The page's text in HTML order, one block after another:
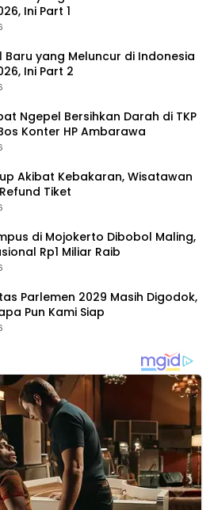
Ini Part 1
Baru yang Meluncur di Indonesia
Ini Part 2
Ngepel Bersihkan Darah di TKP
Konter HP Ambarawa
Akibat Kebakaran, Wisatawan
Tiket
di Mojokerto Dibobol Maling,
Rp1 Miliar Raib
Parlemen 2029 Masih Digodok,
Pun Kami Siap